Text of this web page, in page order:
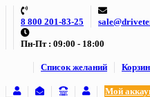
Skip
content
8 800 201-83-25
Пн-Пт : 09:00 - 18:00
Список желаний
Мой